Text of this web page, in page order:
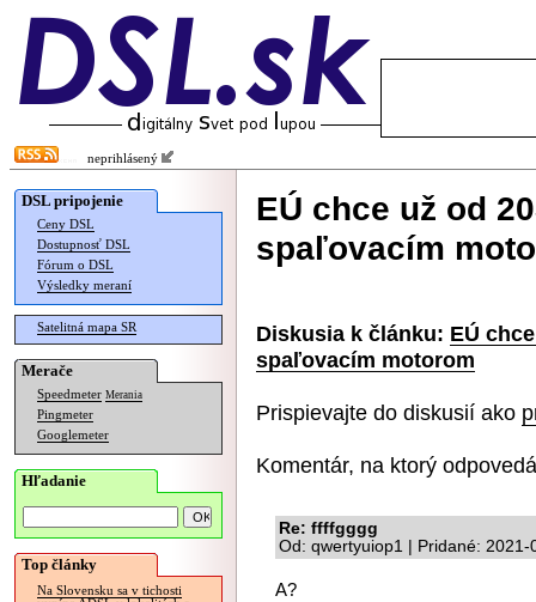
neprihlásený
DSL pripojenie
Ceny DSL
Dostupnosť DSL
Fórum o DSL
Výsledky meraní
Satelitná mapa SR
Merače
Speedmeter Merania
Pingmeter
Googlemeter
Hľadanie
Top články
Na Slovensku sa v tichosti
EÚ chce už od
spaľovacím
Diskusia k článku: EÚ
spaľovacím motorom
Prispievajte do diskusií ako
Komentár, na ktorý
Re: ffffgggg
Od: qwertyuiop1 | Pridané: 2021-
A?